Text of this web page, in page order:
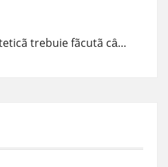
,,Chirugia esteticã trebuie fãcutã cȃnd trebuie, cum trebuie şi de cine trebuie!” – dr. Claudiu Podac